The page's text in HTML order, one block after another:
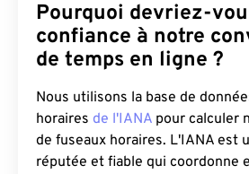
Pourquoi devriez-
confiance à notre
de temps en ligne ?
Nous utilisons la base de
horaires de l'IANA pour calculer
de fuseaux horaires. L'IANA est
réputée et fiable qui coordonne